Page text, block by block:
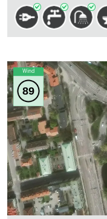
Wind
89